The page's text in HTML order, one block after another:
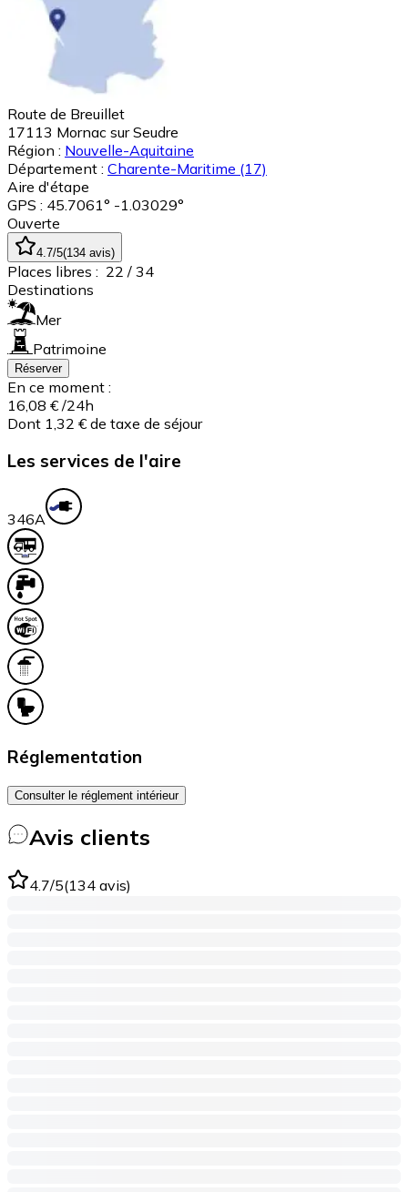
Route de Breuillet
17113 Mornac sur Seudre
Région : Nouvelle-Aquitaine
Département : Charente-Maritime (17)
Aire d'étape
GPS : 45.7061° -1.03029°
Ouverte
4.7/5(134 avis)
Places libres : 22 / 34
Destinations
Mer
Patrimoine
Réserver
En ce moment :
16,08 € /24h
Dont 1,32 € de taxe de séjour
Les services de l'aire
346A
Réglementation
Consulter le réglement intérieur
Avis clients
4.7/5(134 avis)